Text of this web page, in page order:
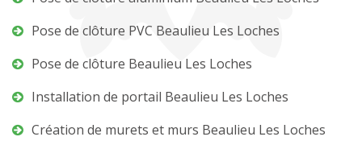
Pose de clôture PVC Beaulieu Les Loches
Pose de clôture Beaulieu Les Loches
Installation de portail Beaulieu Les Loches
Création de murets et murs Beaulieu Les Loches